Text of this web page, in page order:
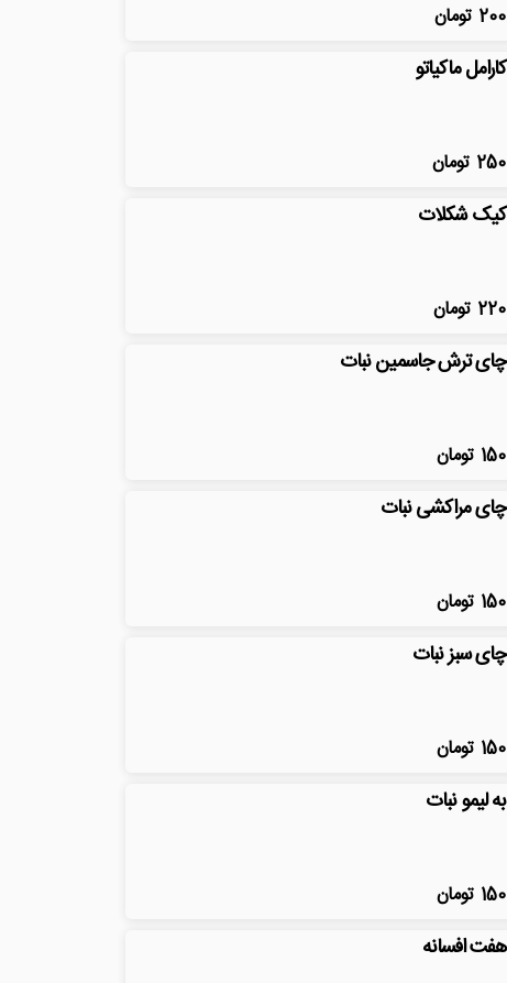
200 تومان
کارامل ماکیاتو
250 تومان
کیک شکلات
220 تومان
چای ترش جاسمین نبات
150 تومان
چای مراکشی نبات
150 تومان
چای سبز نبات
150 تومان
به لیمو نبات
150 تومان
هفت افسانه